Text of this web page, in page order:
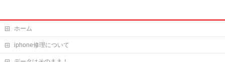
ホーム
iphone修理について